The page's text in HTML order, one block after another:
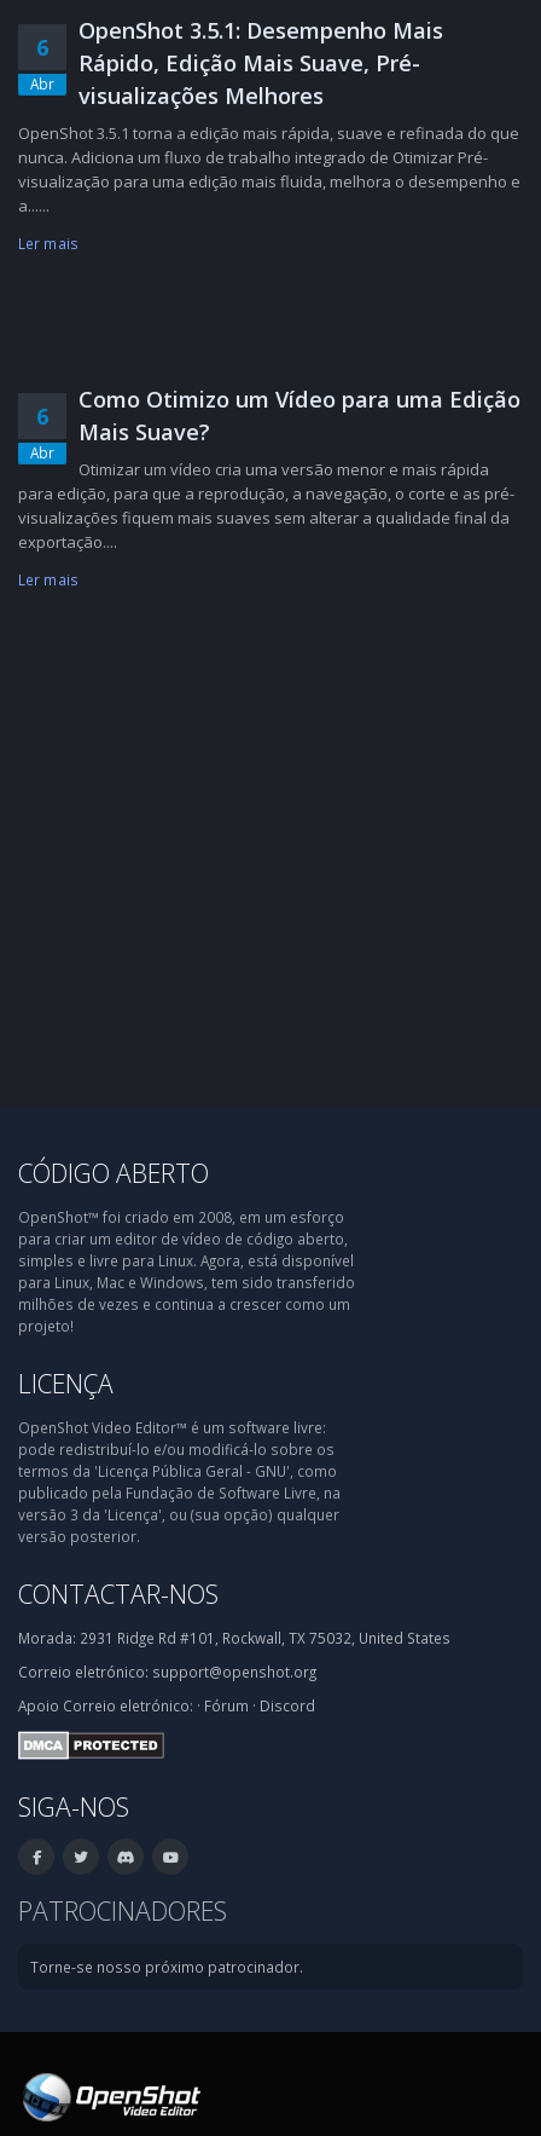
6
Abr
OpenShot 3.5.1: Desempenho Mais
Rápido, Edição Mais Suave, Pré-
visualizações Melhores
OpenShot 3.5.1 torna a edição mais rápida, suave e refinada do que
nunca. Adiciona um fluxo de trabalho integrado de Otimizar Pré-
visualização para uma edição mais fluida, melhora o desempenho e
a......
Ler mais
6
Abr
Como Otimizo um Vídeo para uma Edição
Mais Suave?
Otimizar um vídeo cria uma versão menor e mais rápida
para edição, para que a reprodução, a navegação, o corte e as pré-
visualizações fiquem mais suaves sem alterar a qualidade final da
exportação....
Ler mais
CÓDIGO ABERTO
OpenShot™ foi criado em 2008, em um esforço
para criar um editor de vídeo de código aberto,
simples e livre para Linux. Agora, está disponível
para Linux, Mac e Windows, tem sido transferido
milhões de vezes e continua a crescer como um
projeto!
LICENÇA
OpenShot Video Editor™ é um software livre:
pode redistribuí-lo e/ou modificá-lo sobre os
termos da 'Licença Pública Geral - GNU', como
publicado pela Fundação de Software Livre, na
versão 3 da 'Licença', ou (sua opção) qualquer
versão posterior.
CONTACTAR-NOS
Morada: 2931 Ridge Rd #101, Rockwall, TX 75032, United States
Correio eletrónico: support@openshot.org
Apoio Correio eletrónico: · Fórum · Discord
SIGA-NOS
PATROCINADORES
Torne-se nosso próximo patrocinador.